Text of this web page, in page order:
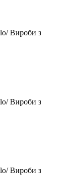
Вироби з
Вироби з
Вироби з